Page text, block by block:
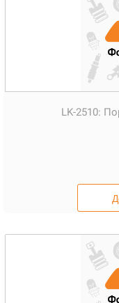
LK-2510: